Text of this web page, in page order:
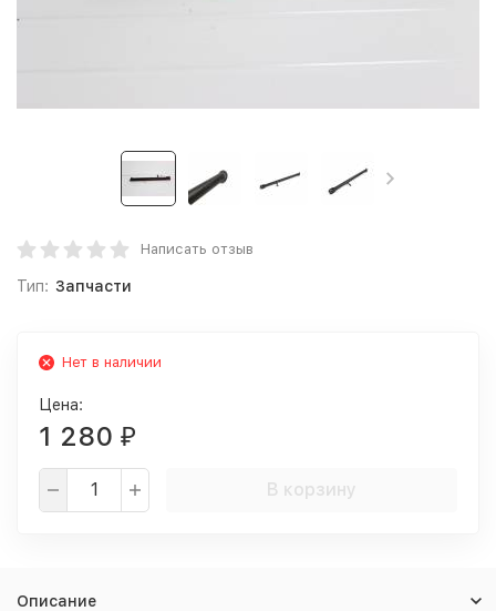
Написать отзыв
Тип: Запчасти
Нет в наличии
Цена:
1 280 ₽
В корзину
Описание